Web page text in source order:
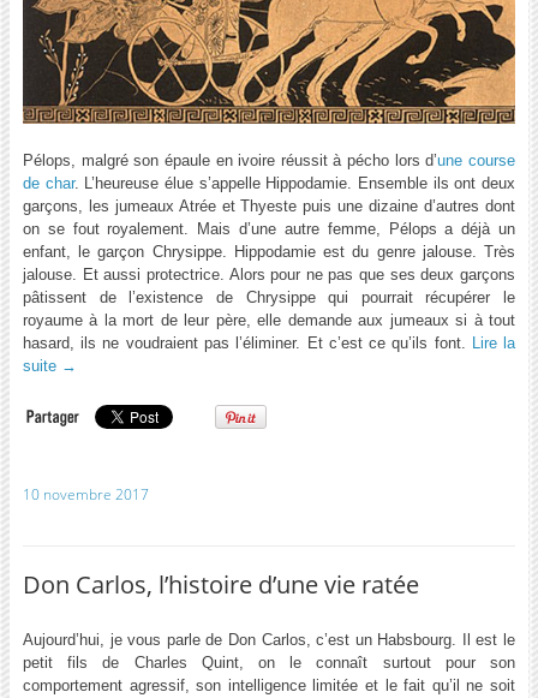
Pélops, malgré son épaule en ivoire réussit à pécho lors d’une course
de char. L’heureuse élue s’appelle Hippodamie. Ensemble ils ont deux
garçons, les jumeaux Atrée et Thyeste puis une dizaine d’autres dont
on se fout royalement. Mais d’une autre femme, Pélops a déjà un
enfant, le garçon Chrysippe. Hippodamie est du genre jalouse. Très
jalouse. Et aussi protectrice. Alors pour ne pas que ses deux garçons
pâtissent de l’existence de Chrysippe qui pourrait récupérer le
royaume à la mort de leur père, elle demande aux jumeaux si à tout
hasard, ils ne voudraient pas l’éliminer. Et c’est ce qu’ils font. Lire la
suite →
10 novembre 2017
Don Carlos, l’histoire d’une vie ratée
Aujourd’hui, je vous parle de Don Carlos, c’est un Habsbourg. Il est le
petit fils de Charles Quint, on le connaît surtout pour son
comportement agressif, son intelligence limitée et le fait qu’il ne soit